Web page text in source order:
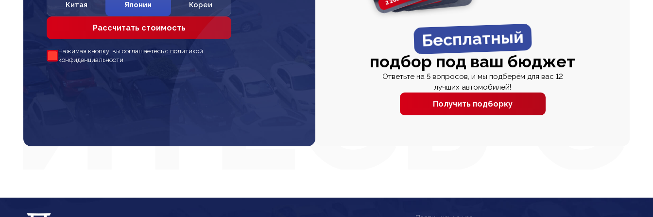
Китая Японии Кореи
Рассчитать стоимость
Нажимая кнопку, вы соглашаетесь с политикой
конфиденциальности
Бесплатный
подбор под ваш бюджет
Ответьте на 5 вопросов, и мы подберём для вас 12
лучших автомобилей!
Получить подборку